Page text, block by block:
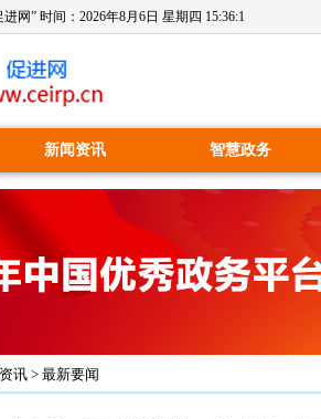
网” 时间： 2026年8月6日 星期四 15:36:1
新闻资讯 智慧政务
讯 > 最新要闻